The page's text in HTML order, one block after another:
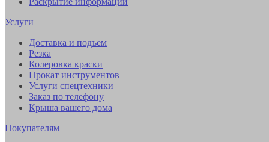
Услуги
Доставка и подъем
Резка
Колеровка краски
Прокат инструментов
Услуги спецтехники
Заказ по телефону
Крыша вашего дома
Покупателям